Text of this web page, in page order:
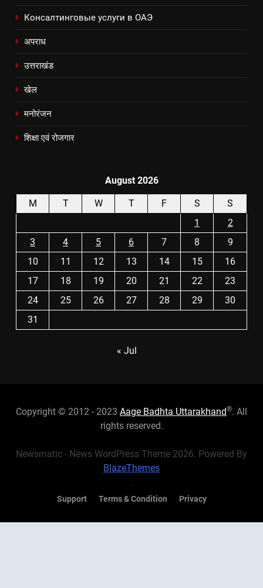
Консалтинговые услуги в ОАЭ
अपराध
उत्तराखंड
खेल
मनोरंजन
शिक्षा एवं रोजगार
August 2026
M T W T F S
S
1
2
3
4 5 6 7 8
9
10
11 12 13 14 15
16
17
18 19 20 21 22
23
24
25 26 27 28 29
30
31
« Jul
Copyright © 2012 - 2023 Aage Badhta Uttarakhand®. All
rights reserved.
Newsmatic - News WordPress Theme 2026. Powered By
BlazeThemes
.
Support Terms & Condition Privacy